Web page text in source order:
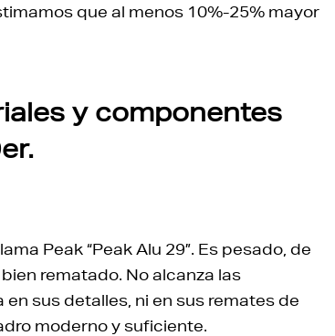
que al menos 10%-25% mayor
y componentes
Peak “Peak Alu 29”. Es pesado, de
rematado. No alcanza las
sus detalles, ni en sus remates de
moderno y suficiente.